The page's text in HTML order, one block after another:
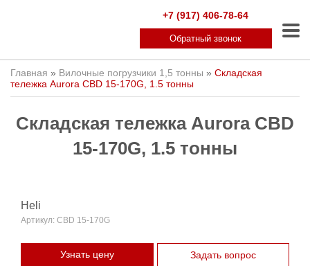
+7 (917) 406-78-64
Обратный звонок
Главная » Вилочные погрузчики 1,5 тонны » Складская
тележка Aurora CBD 15-170G, 1.5 тонны
Складская тележка Aurora CBD
15-170G, 1.5 тонны
Heli
Артикул: CBD 15-170G
Узнать цену Задать вопрос